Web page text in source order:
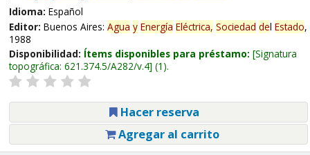
Idioma: Español
Editor: Buenos Aires: Agua y Energía Eléctrica, Sociedad del Estado,
1988
Disponibilidad: Ítems disponibles para préstamo: Signatura
topográfica: 621.374.5/A282/v.4 (1).
Hacer reserva
Agregar al carrito